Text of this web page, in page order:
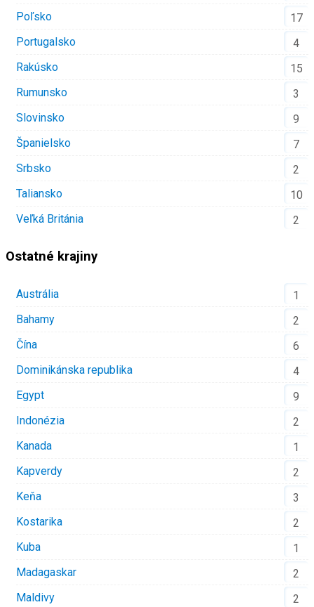
Poľsko
17
Portugalsko
4
Rakúsko
15
Rumunsko
3
Slovinsko
9
Španielsko
7
Srbsko
2
Taliansko
10
Veľká Británia
2
Ostatné krajiny
Austrália
1
Bahamy
2
Čína
6
Dominikánska republika
4
Egypt
9
Indonézia
2
Kanada
1
Kapverdy
2
Keňa
3
Kostarika
2
Kuba
1
Madagaskar
2
Maldivy
2